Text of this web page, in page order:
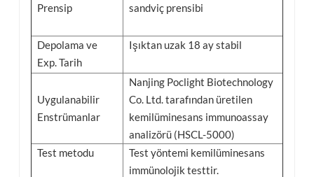
Prensip sandviç prensibi
Depolama ve
Exp. Tarih
Işıktan uzak 18 ay stabil
Uygulanabilir
Enstrümanlar
Nanjing Poclight Biotechnology
Co. Ltd. tarafından üretilen
kemilüminesans immunoassay
analizörü (HSCL-5000)
Test metodu
Test yöntemi kemilüminesans
immünolojik testtir.